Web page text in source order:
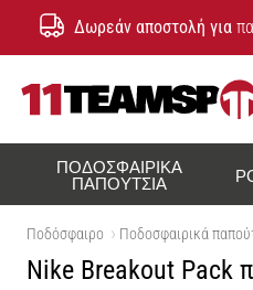
Δωρεάν αποστολή για
ΠΟΔΟΣΦΑΙΡΙΚΆ
ΠΑΠΟΎΤΣΙΑ
Ποδόσφαιρο Ποδοσφαιρικά
Nike Breakout Pack